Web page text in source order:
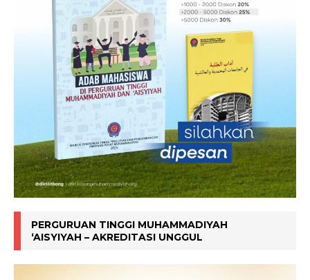
PERGURUAN TINGGI MUHAMMADIYAH
‘AISYIYAH – AKREDITASI UNGGUL